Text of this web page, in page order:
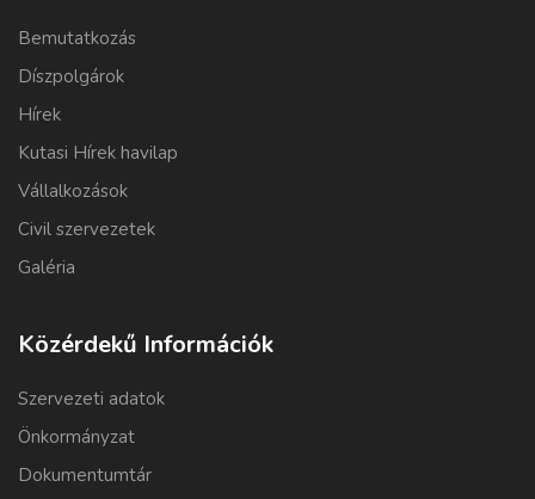
Bemutatkozás
Díszpolgárok
Hírek
Kutasi Hírek havilap
Vállalkozások
Civil szervezetek
Galéria
Közérdekű Információk
Szervezeti adatok
Önkormányzat
Dokumentumtár